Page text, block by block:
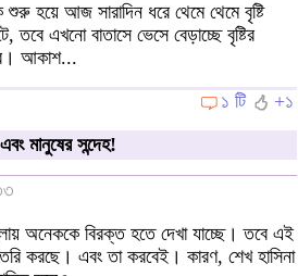
হয়ে আজ সারাদিন ধরে থেমে থেমে বৃষ্টি
এখনো বাতাসে ভেসে বেড়াচ্ছে বৃষ্টির
আকাশ...
১ টি
+১
এবং মানুষের সন্দেহ!
বলায় অনেককে বিরক্ত হতে দেখা যাচ্ছে। তবে এই
করছে। এবং তা করবেই। কারণ, শেখ হাসিনা